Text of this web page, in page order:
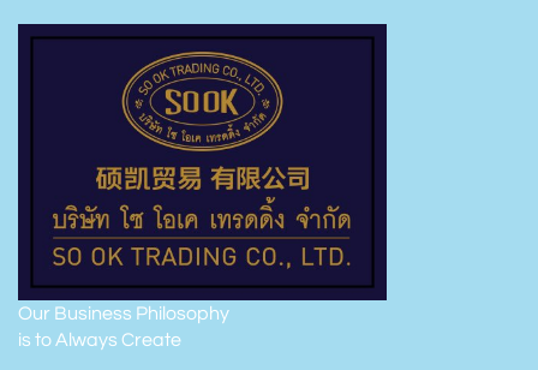
Our Business Philosophy
is to Always Create